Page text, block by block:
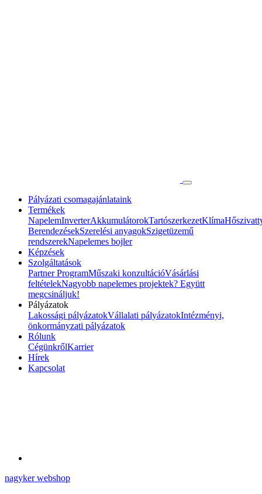
Pályázati csomagajánlataink
Termékek
NapelemInverterAkkumulátorokTartószerkezetKlíma
BerendezésekSzerelési anyagokSzigetüzemű
rendszerekNapelemes bojler
Képzések
Szolgáltatások
Partner ProgramMűszaki konzultációVásárlási
feltételekNagyobb napelemes projektek? Együtt
megcsináljuk!
Pályázatok
Lakossági pályázatokVállalati pályázatokIntézményi,
önkormányzati pályázatok
Rólunk
CégünkrőlKarrier
Hírek
Kapcsolat
nagyker webshop